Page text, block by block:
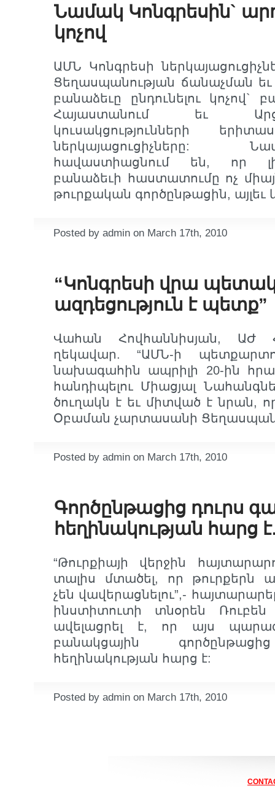
Նամակ Կոնգրեսին`
կոչով
ԱՄՆ Կոնգրեսի
Ցեղասպանության ճանաչման
բանաձեւը ընդունելու կոչով`
Հայաստանում եւ
կուսակցությունների
ներկայացուցիչները:
հավաստիացնում են, որ
բանաձեւի հաստատումը ոչ
թուրքական գործընթացին, այլեւ
Posted by admin on March 17th, 2010
“Կոնգրեսի վրա
ազդեցություն է պետք”
Վահան Հովհաննիսյան, ԱԺ
ղեկավար. “ԱՄՆ-ի
նախագահին ապրիլի 20-ին
հանդիպելու Միացյալ
ծուղակն է եւ միտված է նրան,
Օբաման չարտասանի
Posted by admin on March 17th, 2010
Գործընթացից դուրս
հեղինակության հարց
“Թուրքիայի վերջին
տալիս մտածել, որ թուրքերն
չեն վավերացնելու”,-
ինստիտուտի տնօրեն
ավելացրել է, որ այս
բանակցային
հեղինակության հարց է:
Posted by admin on March 17th, 2010